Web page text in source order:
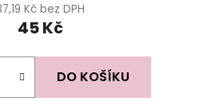
Kč bez DPH
45 Kč
DO KOŠÍKU